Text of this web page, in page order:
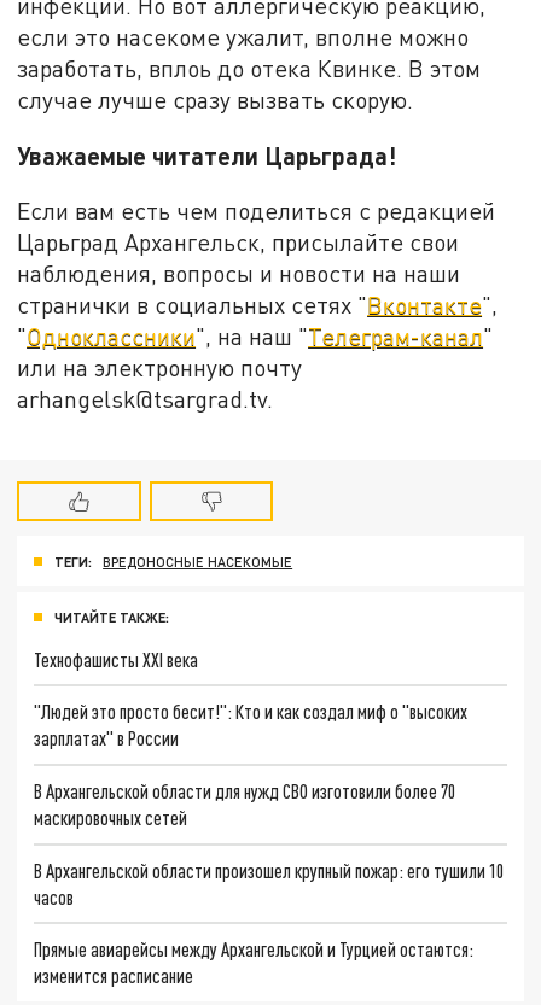
если это насекоме ужалит, вполне можно
заработать, вплоь до отека Квинке. В этом
случае лучше сразу вызвать скорую.
Уважаемые читатели Царьграда!
Если вам есть чем поделиться с редакцией
Царьград Архангельск, присылайте свои
наблюдения, вопросы и новости на наши
странички в социальных сетях "Вконтакте",
"Одноклассники", на наш "Телеграм-канал"
или на электронную почту
arhangelsk@tsargrad.tv.
ТЕГИ: ВРЕДОНОСНЫЕ НАСЕКОМЫЕ
ЧИТАЙТЕ ТАКЖЕ:
Технофашисты XXI века
"Людей это просто бесит!": Кто и как создал миф о "высоких
зарплатах" в России
В Архангельской области для нужд СВО изготовили более 70
маскировочных сетей
В Архангельской области произошел крупный пожар: его тушили 10
часов
Прямые авиарейсы между Архангельской и Турцией остаются:
изменится расписание